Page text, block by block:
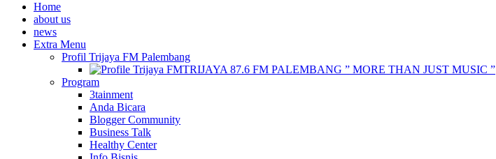
Home
about us
news
Extra Menu
Profil Trijaya FM Palembang
TRIJAYA 87.6 FM PALEMBANG ” MORE THAN JUST MUSIC ”
Program
3tainment
Anda Bicara
Blogger Community
Business Talk
Healthy Center